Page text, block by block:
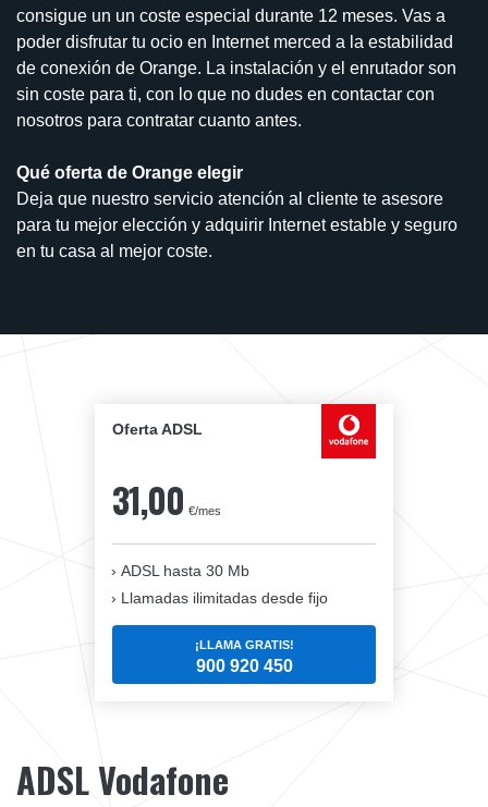
consigue un un coste especial durante 12 meses. Vas a
poder disfrutar tu ocio en Internet merced a la estabilidad
de conexión de Orange. La instalación y el enrutador son
sin coste para ti, con lo que no dudes en contactar con
nosotros para contratar cuanto antes.
Qué oferta de Orange elegir
Deja que nuestro servicio atención al cliente te asesore
para tu mejor elección y adquirir Internet estable y seguro
en tu casa al mejor coste.
Oferta ADSL
31,00 €/mes
ADSL hasta 30 Mb
Llamadas ilimitadas desde fijo
¡LLAMA GRATIS!
900 920 450
ADSL Vodafone